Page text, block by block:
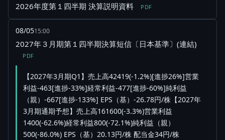
2026年度第１四半期 決算説明資料 PDF
08/0515:00
2027年３月期第１四半期決算短信〔日本基準〕(連結)
PDF
【2027年3月期Q1】売上高42419(-1.2%)[進捗26%]営業
利益-463[進捗-33%]経常利益-477[進捗-60%]純利益
（親）-667[進捗-133%] EPS（基）-26.78円/株【2027年
3月期通期予想】売上高161600(-3.3%)営業利益
1400(-62.6%)経常利益800(-72.1%)純利益（親）
500(-86.0%) EPS（基）20.13円/株 配当金34円/株